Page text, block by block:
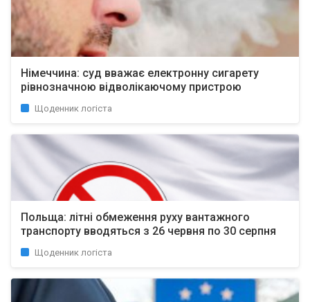
Німеччина: суд вважає електронну сигарету
рівнозначною відволікаючому пристрою
Щоденник логіста
Польща: літні обмеження руху вантажного
транспорту вводяться з 26 червня по 30 серпня
Щоденник логіста